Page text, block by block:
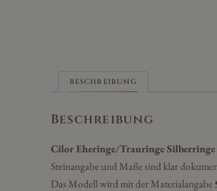
BESCHREIBUNG
Beschreibung
Cilor Eheringe/Trauringe Silberringe
Steinangabe und Maße sind klar
Das Modell wird mit der Materialangabe